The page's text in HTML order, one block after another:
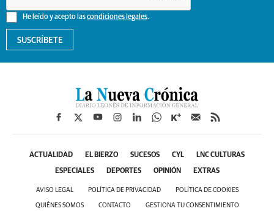
He leído y acepto lascondiciones legales.
SUSCRÍBETE
ACTUALIDAD EL BIERZO SUCESOS CYL LNC CULTURAS
ESPECIALES DEPORTES OPINIÓN EXTRAS
AVISO LEGAL POLÍTICA DE PRIVACIDAD POLÍTICA DE COOKIES
QUIÉNES SOMOS CONTACTO GESTIONA TU CONSENTIMIENTO